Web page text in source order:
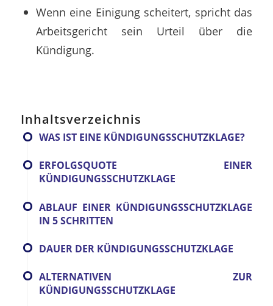
Wenn eine Einigung scheitert, spricht das
Arbeitsgericht sein Urteil über die
Kündigung.
Inhaltsverzeichnis
WAS IST EINE KÜNDIGUNGSSCHUTZKLAGE?
ERFOLGSQUOTE EINER
KÜNDIGUNGSSCHUTZKLAGE
ABLAUF EINER KÜNDIGUNGSSCHUTZKLAGE
IN 5 SCHRITTEN
DAUER DER KÜNDIGUNGSSCHUTZKLAGE
ALTERNATIVEN ZUR
KÜNDIGUNGSSCHUTZKLAGE